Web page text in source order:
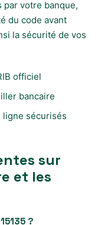
votre banque,
du code avant
la sécurité de vos
officiel
bancaire
sécurisés
sur
et les
?